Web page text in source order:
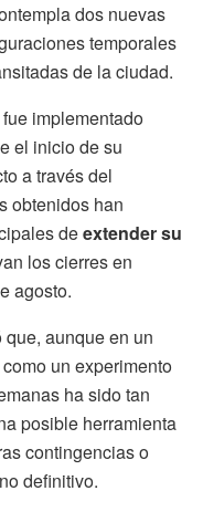
dos nuevas
temporales
de la ciudad.
implementado
el inicio de su
a través del
obtenidos han
deextender su
los cierres en
agosto.
aunque en un
un experimento
ha sido tan
posible herramienta
contingencias o
definitivo.